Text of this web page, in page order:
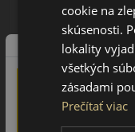
ks
cookie na
skúsenosti.
lokality
všetkých
zásadami
Prečítať viac